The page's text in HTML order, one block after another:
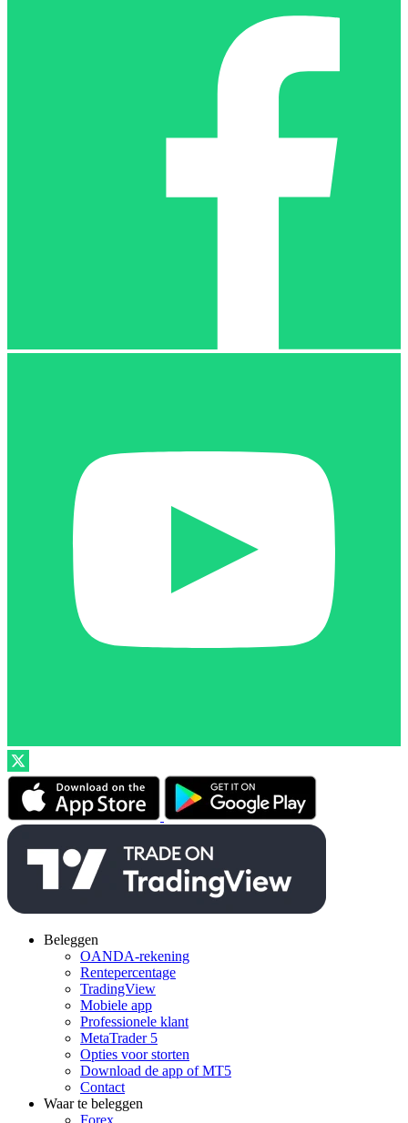
Beleggen
OANDA-rekening
Rentepercentage
TradingView
Mobiele app
Professionele klant
MetaTrader 5
Opties voor storten
Download de app of MT5
Contact
Waar te beleggen
Forex